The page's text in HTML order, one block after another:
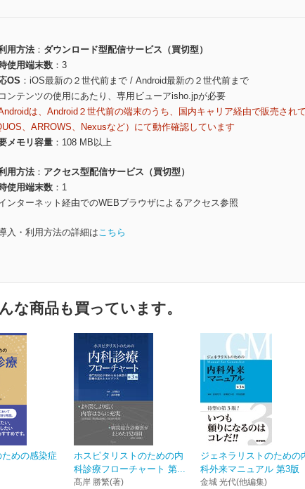
用方法
ダウンロード型配信サービス（買切型）
使用端末数
3
OS
iOS最新の２世代前まで / Android最新の２世代前まで
ンテンツの使用にあたり、専用ビューアisho.jpが必要
は、Android２世代前の端末のうち、国内キャリア経由で販売され
、ARROWS、Nexusなど）にて動作確認しています
メモリ容量
108 MB以上
用方法
アクセス型配信サービス（買切型）
使用端末数
1
ンターネット経由でのWEBブラウザによるアクセス参照
入・利用方法の詳細はこちら
な商品も買っています。
めの感染症
ホスピタリストのための内
科診療フローチャート 第...
髙岸 勝繁(著)
ジェネラリストのための
科外来マニュアル 第3版
金城 光代(他編集)